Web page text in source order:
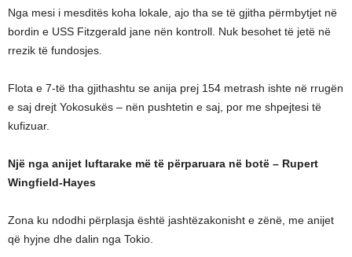
Nga mesi i mesditës koha lokale, ajo tha se të gjitha përmbytjet në
bordin e USS Fitzgerald jane nën kontroll. Nuk besohet të jetë në
rrezik të fundosjes.
Flota e 7-të tha gjithashtu se anija prej 154 metrash ishte në rrugën
e saj drejt Yokosukës – nën pushtetin e saj, por me shpejtesi të
kufizuar.
Një nga anijet luftarake më të përparuara në botë – Rupert
Wingfield-Hayes
Zona ku ndodhi përplasja është jashtëzakonisht e zënë, me anijet
që hyjne dhe dalin nga Tokio.